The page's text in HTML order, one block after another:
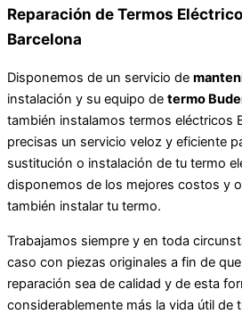
Reparación de Termos
Barcelona
Disponemos de un servicio de
instalación y su equipo de termo
también instalamos termos eléctricos
precisas un servicio veloz y eficiente
sustitución o instalación de tu termo
disponemos de los mejores costos y
también instalar tu termo.
Trabajamos siempre y en toda
caso con piezas originales a fin de
reparación sea de calidad y de esta
considerablemente más la vida útil de